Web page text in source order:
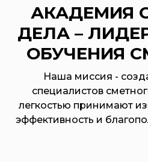
АКАДЕМИЯ
ДЕЛА –
ОБУЧЕНИЯ
Наша миссия -
специалистов
легкостью принимают
эффективность и